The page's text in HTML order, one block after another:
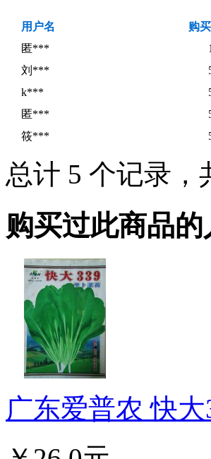
用户名
购
匿***
1
刘***
k***
匿***
筱***
总计 5 个记录
购买过此商品
广东爱普农 快